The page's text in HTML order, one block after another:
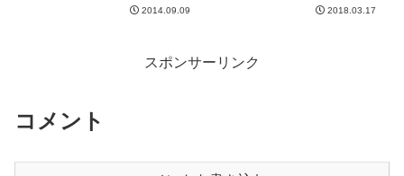
ぼかせば、どんなものでもかっこ
で、かっこ良く写るのはある意...
2014.09.09
かいい感じの施設になってました
2018.03.17
スポンサーリンク
コメント